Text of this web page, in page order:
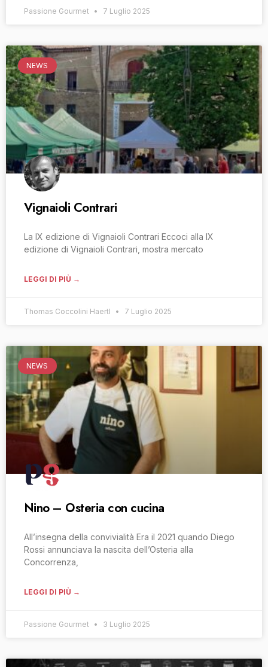
Passione Gourmet 7 Luglio 2025
NEWS
Vignaioli Contrari
La IX edizione di Vignaioli Contrari Eccoci alla IX
edizione di Vignaioli Contrari, mostra mercato
LEGGI DI PIÙ →
Thomas Coccolini Haertl 7 Luglio 2025
NEWS
Nino – Osteria con cucina
All’insegna della convivialità Era il 2021 quando Diego
Rossi annunciava la nascita dell’Osteria alla
Concorrenza,
LEGGI DI PIÙ →
Passione Gourmet 3 Luglio 2025